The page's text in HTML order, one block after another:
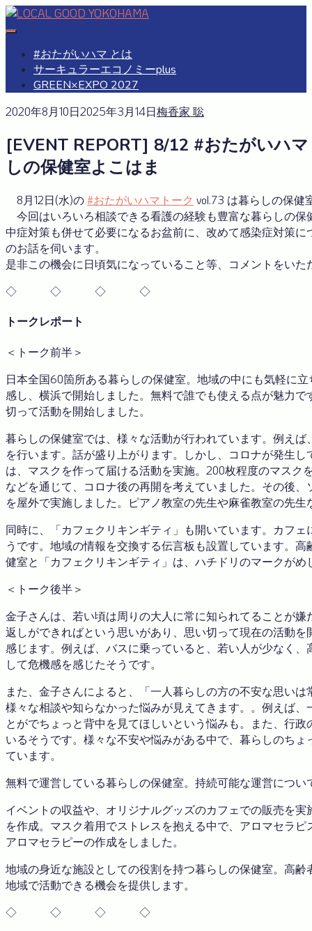
Skip
to
#おたがいハマ とは
サーキュラーエコノミーplus
GREEN×EXPO 2027
2020年8月10日2025年3月14日梅香家 聡
[EVENT REPORT] 8/12 #おたがいハ
しの保健室よこはま
8月12日(水)の#おたがいハマトーク vol.73 は暮らしの保健
今回はいろいろ相談できる看護の経験も豊富な暮らしの
中症対策も併せて必要になるお盆前に、改めて感染症対策
のお話を伺います。
是非この機会に日頃気になっていること等、コメントをい
◇ ◇ ◇ ◇
トークレポート
＜トーク前半＞
日本全国60箇所ある暮らしの保健室。地域の中にも気軽に
感し、横浜で開始しました。無料で誰でも使える点が魅力
切って活動を開始しました。
暮らしの保健室では、様々な活動が行われています。例え
を行います。話が盛り上がります。しかし、コロナが発生
は、マスクを作って届ける活動を実施。200枚程度のマス
などを通じて、コロナ後の再開を考えていました。その後
を屋外で実施しました。ピアノ教室の先生や麻雀教室の先
同時に、「カフェクリキンギティ」も開いています。カフ
うです。地域の情報を交換する伝言板も設置しています。
健室と「カフェクリキンギティ」は、ハチドリのマークがめ
＜トーク後半＞
金子さんは、若い頃は周りの大人に常に知られてることが
返しができればという思いがあり、思い切って現在の活動
感じます。例えば、バスに乗っていると、若い人が少なく
して危機感を感じたそうです。
また、金子さんによると、「一人暮らしの方の不安な思い
様々な相談や知らなかった悩みが見えてきます。。例えば
とがでちょっと背中を見てほしいという悩みも。また、行
いるそうです。様々な不安や悩みがある中で、暮らしのち
ています。
無料で運営している暮らしの保健室。持続可能な運営につい
イベントの収益や、オリジナルグッズのカフェでの販売を
を作成。マスク着用でストレスを抱える中で、アロマセラ
アロマセラピーの作成をしました。
地域の身近な施設としての役割を持つ暮らしの保健室。高
地域で活動できる機会を提供します。
◇ ◇ ◇ ◇